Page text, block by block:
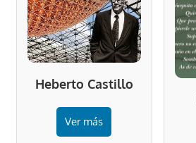
Heberto Castillo
Ver más